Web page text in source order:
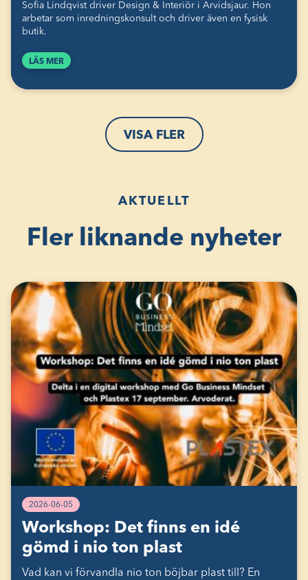
Sofia Lindqvist driver Design & Interiör i Arvidsjaur. Hon
arbetar som inredningskonsult och driver även en fysisk
butik.
LÄS MER
VISA FLER
AKTUELLT
Fler liknande nyheter
2026-06-05
Workshop: Det finns en idé
gömd i nio ton plast
Vad kan vi förvandla nio ton böjbar plast till? En